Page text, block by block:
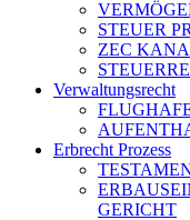
STEUER
ZEC
Verwaltungsrecht
Erbrecht Prozess
GERICHT